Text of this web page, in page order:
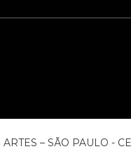
– SÃO PAULO -